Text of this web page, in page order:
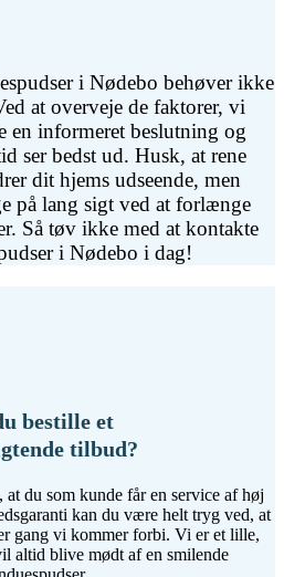
i Nødebo behøver ikke
at overveje de faktorer, vi
informeret beslutning og
ser bedst ud. Husk, at rene
dit hjems udseende, men
på lang sigt ved at forlænge
Så tøv ikke med at kontakte
i Nødebo i dag!
bestille et
tilbud?
du som kunde får en service af høj
kan du være helt tryg ved, at
gang vi kommer forbi. Vi er et lille,
altid blive mødt af en smilende